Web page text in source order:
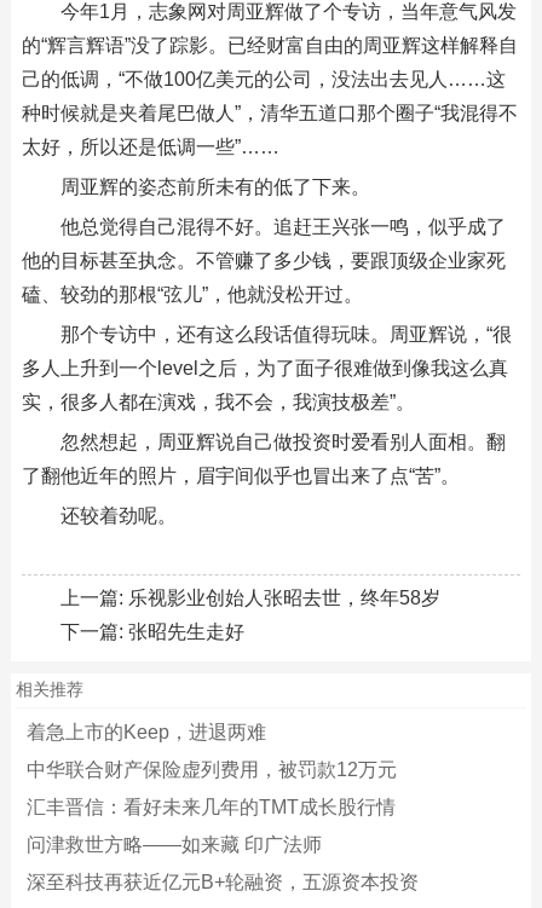
今年1月，志象网对周亚辉做了个专访，当年意气风发
的“辉言辉语”没了踪影。已经财富自由的周亚辉这样解释自
己的低调，“不做100亿美元的公司，没法出去见人……这
种时候就是夹着尾巴做人”，清华五道口那个圈子“我混得不
太好，所以还是低调一些”……
周亚辉的姿态前所未有的低了下来。
他总觉得自己混得不好。追赶王兴张一鸣，似乎成了
他的目标甚至执念。不管赚了多少钱，要跟顶级企业家死
磕、较劲的那根“弦儿”，他就没松开过。
那个专访中，还有这么段话值得玩味。周亚辉说，“很
多人上升到一个level之后，为了面子很难做到像我这么真
实，很多人都在演戏，我不会，我演技极差”。
忽然想起，周亚辉说自己做投资时爱看别人面相。翻
了翻他近年的照片，眉宇间似乎也冒出来了点“苦”。
还较着劲呢。
上一篇: 乐视影业创始人张昭去世，终年58岁
下一篇: 张昭先生走好
相关推荐
着急上市的Keep，进退两难
中华联合财产保险虚列费用，被罚款12万元
汇丰晋信：看好未来几年的TMT成长股行情
问津救世方略——如来藏 印广法师
深至科技再获近亿元B+轮融资，五源资本投资